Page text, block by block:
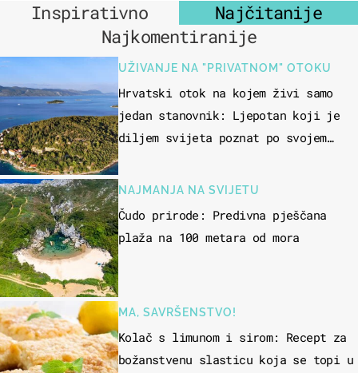
Inspirativno
Najčitanije
Najkomentiranije
UŽIVANJE NA "PRIVATNOM" OTOKU
Hrvatski otok na kojem živi samo
jedan stanovnik: Ljepotan koji je
diljem svijeta poznat po svojem
NAJMANJA NA SVIJETU
Čudo prirode: Predivna pješčana
plaža na 100 metara od mora
MA, SAVRŠENSTVO!
Kolač s limunom i sirom: Recept za
božanstvenu slasticu koja se topi u